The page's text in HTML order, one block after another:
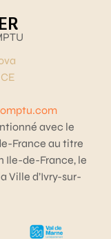
avec le
France au titre
Ile-de-France, le
Ville d’Ivry-sur-